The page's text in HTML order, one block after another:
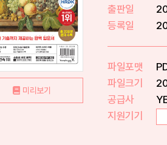
미리보기
출판일
등록일
파일포맷
파일크기
공급사
지원기기